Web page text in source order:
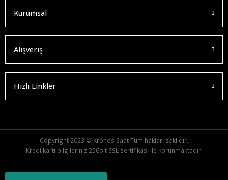
Kurumsal
Alışveriş
Hızlı Linkler
Copyright 2023 © Kronos Saat Tüm hakları saklıdır.
Kredi kartı bilgileriniz 256bit SSL sertifikası ile korunmaktadır.